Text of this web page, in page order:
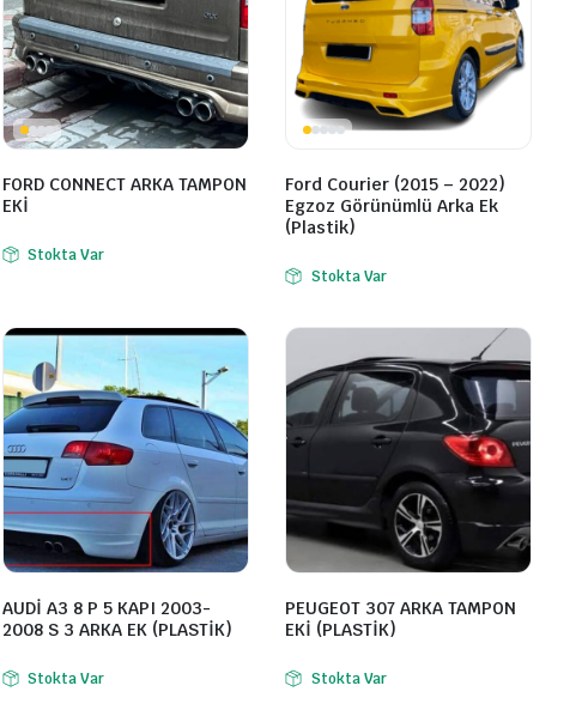
FORD CONNECT ARKA TAMPON
EKİ
Stokta Var
Ford Courier (2015 – 2022)
Egzoz Görünümlü Arka Ek
(Plastik)
Stokta Var
AUDİ A3 8 P 5 KAPI 2003-
2008 S 3 ARKA EK (PLASTİK)
Stokta Var
PEUGEOT 307 ARKA TAMPON
EKİ (PLASTİK)
Stokta Var